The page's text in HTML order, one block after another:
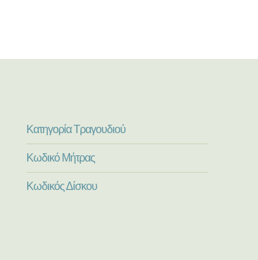
Κατηγορία Τραγουδιού
Κωδικό Μήτρας
Κωδικός Δίσκου